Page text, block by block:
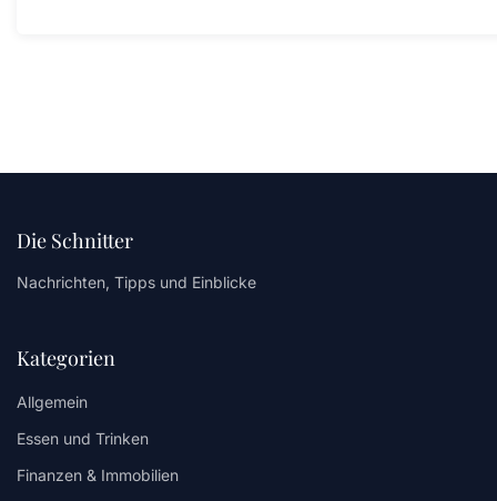
Die Schnitter
Nachrichten, Tipps und Einblicke
Kategorien
Allgemein
Essen und Trinken
Finanzen & Immobilien